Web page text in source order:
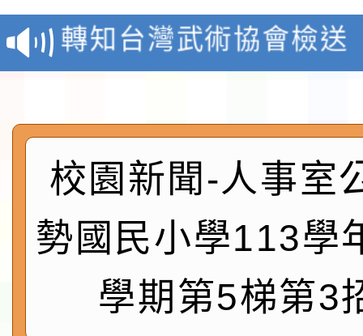
生入學前鑑定事宜
轉知台灣武術協會檢送
月29日中正盃決賽暨國
術精英錦標賽」
「抗生素聰明用，防疫
動」插畫徵件活動
淨零綠生活教案入校路
會
地景藝術節教師研習
115年8月22日(星期六
開 智慧啟航」
「2026桃園藝術巡演
轉知國立東華大學辦理
校園新聞-人事室
勢國民小學113學
學期第5梯第3